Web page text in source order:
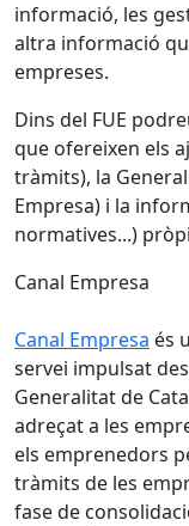
informació, les
altra informació
empreses.
Dins del FUE
que ofereixen els
tràmits), la
Empresa) i la
normatives...)
Canal Empresa
Canal Empresa és
servei impulsat
Generalitat de
adreçat a les
els emprenedors
tràmits de les
fase de